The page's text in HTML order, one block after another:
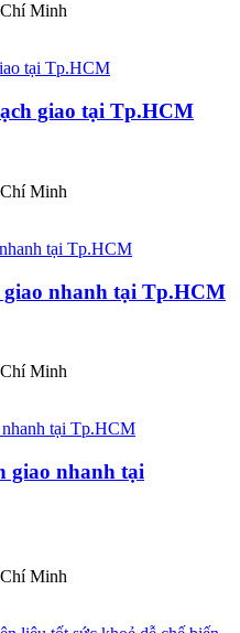
Minh
giao tại Tp.HCM
Minh
nhanh tại Tp.HCM
Minh
giao nhanh tại
Minh